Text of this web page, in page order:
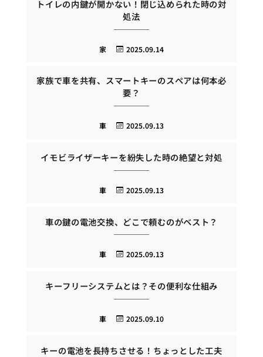
トイレの内鍵が開かない！閉じ込められた時の対
処法
2025.09.14
家
家族で車を共有、スマートキーのスペアは何本必
要？
2025.09.13
車
イモビライザーキーを紛失した時の絶望と対処
2025.09.13
車
車の鍵の電池交換、どこで頼むのがベスト？
2025.09.13
車
キーフリーシステムとは？その便利な仕組み
2025.09.10
車
キーの電池を長持ちさせる！ちょっとした工夫